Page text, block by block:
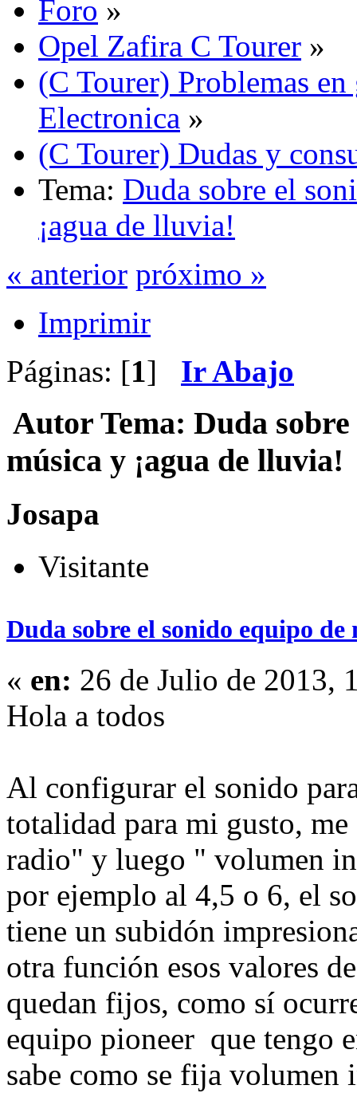
Foro »
Opel Zafira C Tourer »
(C Tourer) Problemas
Electronica »
(C Tourer) Dudas y
Tema: Duda sobre el
¡agua de lluvia!
« anterior próximo »
Imprimir
Páginas: [1] Ir Abajo
Autor Tema: Duda
música y ¡agua de
Josapa
Visitante
Duda sobre el sonido equipo
« en: 26 de Julio de 2013,
Hola a todos
Al configurar el sonido
totalidad para mi gusto,
radio" y luego " volumen
por ejemplo al 4,5 o 6, el
tiene un subidón
otra función esos valores
quedan fijos, como sí
equipo pioneer que tengo
sabe como se fija volumen